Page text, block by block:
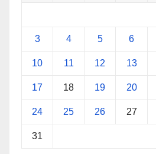
3 4 5 6
10 11 12 13
17 18 19 20
24 25 26 27
31